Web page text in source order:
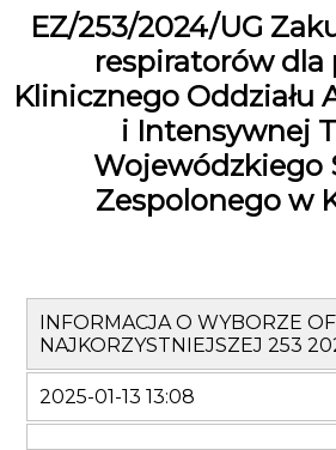
EZ/253/2024/UG
respiratorów dla
Klinicznego Oddziału
i Intensywnej
Wojewódzkiego
Zespolonego w
INFORMACJA O WYBORZE
NAJKORZYSTNIEJSZEJ 253
2025-01-13 13:08